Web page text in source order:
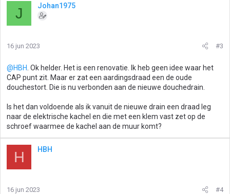
J Johan1975
16 jun 2023 #3
@HBH . Ok helder. Het is een renovatie. Ik heb geen idee waar het
CAP punt zit. Maar er zat een aardingsdraad een de oude
douchestort. Die is nu verbonden aan de nieuwe douchedrain.
Is het dan voldoende als ik vanuit de nieuwe drain een draad leg
naar de elektrische kachel en die met een klem vast zet op de
schroef waarmee de kachel aan de muur komt?
H HBH
16 jun 2023 #4